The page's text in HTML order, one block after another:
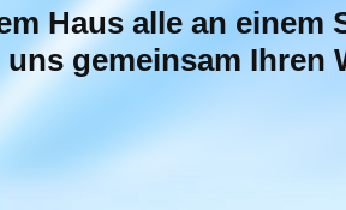
Haus alle an einem
gemeinsam Ihren